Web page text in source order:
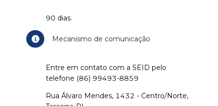
90 dias.
Mecanismo de comunicação
Entre em contato com a SEID pelo
telefone (86) 99493-8859
Rua Álvaro Mendes, 1432 - Centro/Norte,